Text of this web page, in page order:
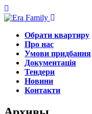
Обрати квартиру
Про нас
Умови придбання
Документація
Тендери
Новини
Контакти